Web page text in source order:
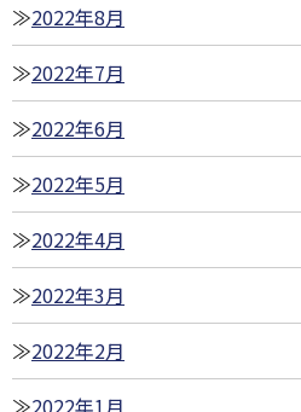
2022年8月
2022年7月
2022年6月
2022年5月
2022年4月
2022年3月
2022年2月
2022年1月